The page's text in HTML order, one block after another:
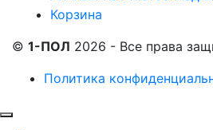
Корзина
© 1-ПОЛ 2026 - Все права
Политика